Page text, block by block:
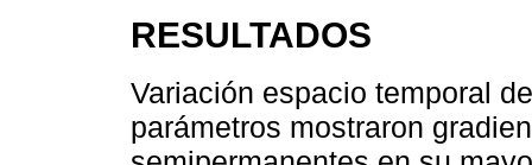
RESULTADOS
Variación espacio temporal
parámetros mostraron